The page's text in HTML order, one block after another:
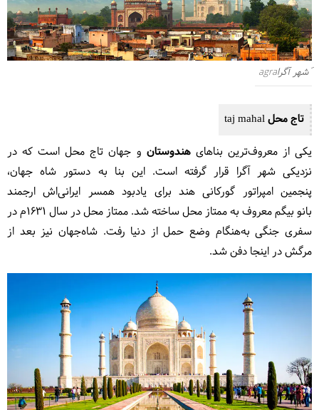
َشهر آگراagra
تاج محل taj mahal
یکی از معروف‌ترین بناهایهندوستان و جهان تاج محل است که در
نزدیکی شهر آگرا قرار گرفته است. این بنا به دستور شاه جهان،
پنجمین امپراتور گورکانی هند برای یادبود همسر ایرانی‌‌اش ارجمند
بانو بیگم معروف به ممتاز محل ساخته شد. ممتاز محل در سال ۱۶۳۱م در
سفری جنگی به‌هنگام وضع حمل از دنیا رفت. شاه‌جهان نیز بعد از
مرگش در اینجا دفن شد.